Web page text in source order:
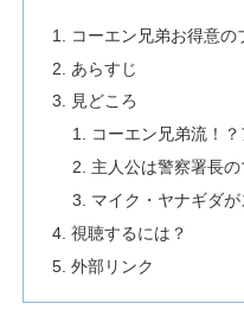
コーエン兄弟お得意の
あらすじ
見どころ
コーエン兄弟流！
主人公は警察署長
マイク・ヤナギダ
視聴するには？
外部リンク